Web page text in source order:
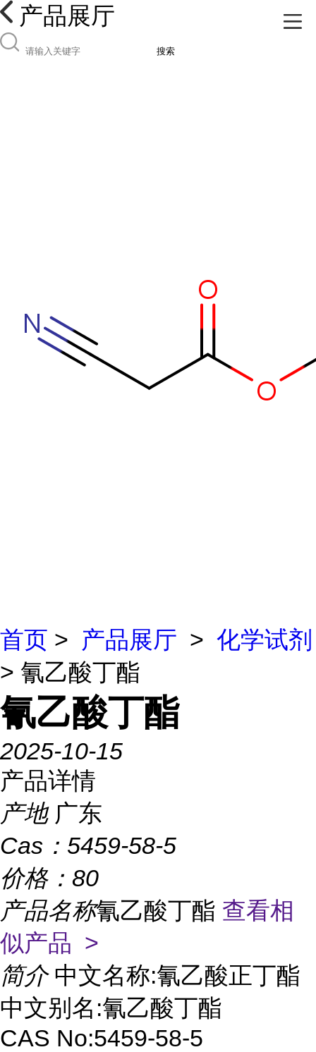
产品展厅
搜索
首页 > 产品展厅 > 化学试剂
> 氰乙酸丁酯
氰乙酸丁酯
2025-10-15
产品详情
产地 广东
Cas： 5459-58-5
价格： 80
产品名称氰乙酸丁酯 查看相
似产品 >
简介 中文名称:氰乙酸正丁酯
中文别名:氰乙酸丁酯
CAS No:5459-58-5